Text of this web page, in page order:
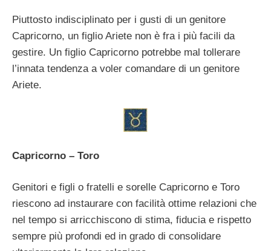
Piuttosto indisciplinato per i gusti di un genitore
Capricorno, un figlio Ariete non è fra i più facili da
gestire. Un figlio Capricorno potrebbe mal tollerare
l’innata tendenza a voler comandare di un genitore
Ariete.
Capricorno – Toro
Genitori e figli o fratelli e sorelle Capricorno e Toro
riescono ad instaurare con facilità ottime relazioni che
nel tempo si arricchiscono di stima, fiducia e rispetto
sempre più profondi ed in grado di consolidare